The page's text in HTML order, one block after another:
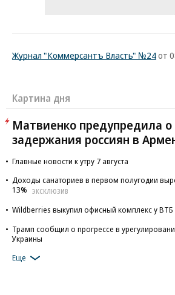
Журнал "Коммерсантъ Власть" №24от
Картина дня
Матвиенко предупредила о
задержания россиян в
Главные новости к утру 7 августа
Доходы санаториев в первом полугодии
13%
ЭКСКЛЮЗИВ
Wildberries выкупил офисный комплекс у ВТБ
Трамп сообщил о прогрессе в
Украины
Еще